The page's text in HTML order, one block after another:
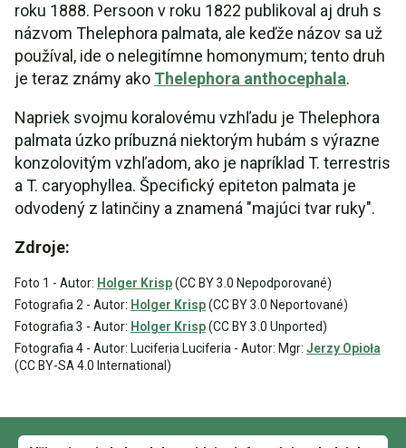
roku 1888. Persoon v roku 1822 publikoval aj druh s
názvom Thelephora palmata, ale keďže názov sa už
používal, ide o nelegitímne homonymum; tento druh
je teraz známy ako Thelephora anthocephala.
Napriek svojmu koralovému vzhľadu je Thelephora
palmata úzko príbuzná niektorým hubám s výrazne
konzolovitým vzhľadom, ako je napríklad T. terrestris
a T. caryophyllea. Špecifický epiteton palmata je
odvodený z latinčiny a znamená "majúci tvar ruky".
Zdroje:
Foto 1 - Autor: Holger Krisp(CC BY 3.0 Nepodporované)
Fotografia 2 - Autor: Holger Krisp(CC BY 3.0 Neportované)
Fotografia 3 - Autor: Holger Krisp(CC BY 3.0 Unported)
Fotografia 4 - Autor: Luciferia Luciferia - Autor: Mgr: Jerzy Opioła
(CC BY-SA 4.0 International)